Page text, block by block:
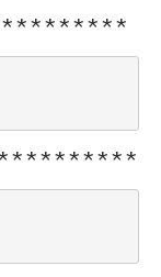
* * * * * * * * *
* * * * * * * * *